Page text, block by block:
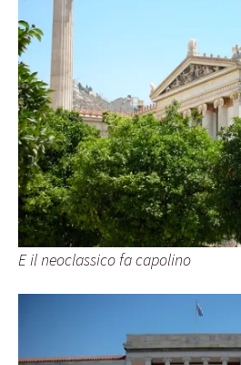
E il neoclassico fa capolino